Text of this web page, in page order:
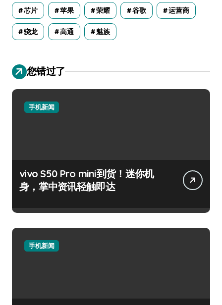
芯片 苹果 荣耀 谷歌 运营商
骁龙 高通 魅族
您错过了
手机新闻
vivo S50 Pro mini到货！迷你机
身，掌中资讯轻触即达
手机新闻